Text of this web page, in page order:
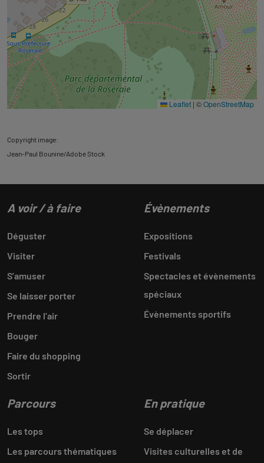
Leaflet | ©OpenStreetMap
Copyright image:
Jean-Paul Bounine/Adobe Stock
A voir / à faire
Déguster
Visiter
S’amuser
Se laisser porter
Prendre l’air
Bouger
Faire du shopping
Sortir
Évènements
Expositions
Festivals
Spectacles et évènements
spéciaux
Évènements sportifs
Parcours
Les tops
Les parcours thématiques
En pratique
Se déplacer
Visites culturelles et de